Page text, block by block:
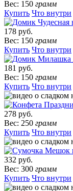
Вес: 150 грамм
Купить Что внутри
178 руб.
Вес: 150 грамм
Купить Что внутри
181 руб.
Вес: 150 грамм
Купить Что внутри
278 руб.
Вес: 250 грамм
Купить Что внутри
332 руб.
Вес: 300 грамм
Купить Что внутри